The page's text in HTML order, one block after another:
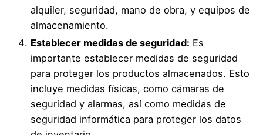
alquiler, seguridad, mano de obra, y equipos de
almacenamiento.
Establecer medidas de seguridad: Es
importante establecer medidas de seguridad
para proteger los productos almacenados. Esto
incluye medidas físicas, como cámaras de
seguridad y alarmas, así como medidas de
seguridad informática para proteger los datos